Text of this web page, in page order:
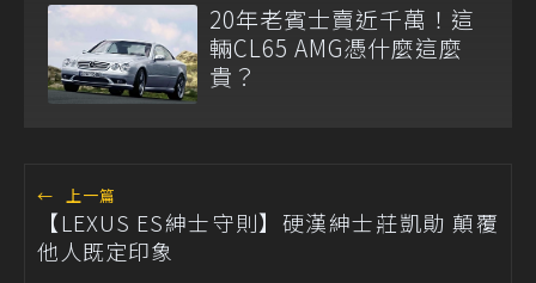
20年老賓士賣近千萬！這
輛CL65 AMG憑什麼這麼
貴？
← 上一篇
【LEXUS ES紳士守則】硬漢紳士莊凱勛 顛覆
他人既定印象